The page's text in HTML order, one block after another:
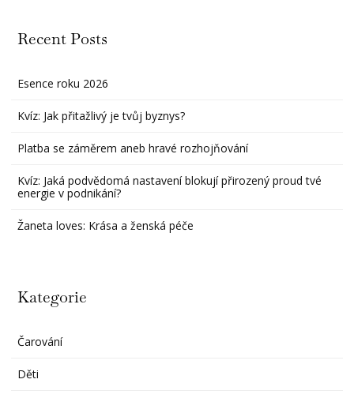
Recent Posts
Esence roku 2026
Kvíz: Jak přitažlivý je tvůj byznys?
Platba se záměrem aneb hravé rozhojňování
Kvíz: Jaká podvědomá nastavení blokují přirozený proud tvé
energie v podnikání?
Žaneta loves: Krása a ženská péče
Kategorie
Čarování
Děti